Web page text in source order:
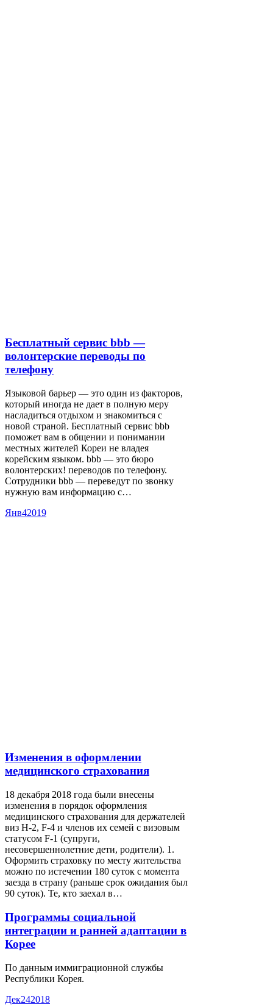
Бесплатный сервис bbb —
волонтерские переводы по
телефону
Языковой барьер — это один из факторов,
который иногда не дает в полную меру
насладиться отдыхом и знакомиться с
новой страной. Бесплатный сервис bbb
поможет вам в общении и понимании
местных жителей Кореи не владея
корейским языком. bbb — это бюро
волонтерских! переводов по телефону.
Сотрудники bbb — переведут по звонку
нужную вам информацию с…
Янв42019
Изменения в оформлении
медицинского страхования
18 декабря 2018 года были внесены
изменения в порядок оформления
медицинского страхования для держателей
виз H-2, F-4 и членов их семей с визовым
статусом F-1 (супруги,
несовершеннолетние дети, родители). 1.
Оформить страховку по месту жительства
можно по истечении 180 суток с момента
заезда в страну (раньше срок ожидания был
90 суток). Те, кто заехал в…
Программы социальной
интеграции и ранней адаптации в
Корее
По данным иммиграционной службы
Республики Корея.
Дек242018